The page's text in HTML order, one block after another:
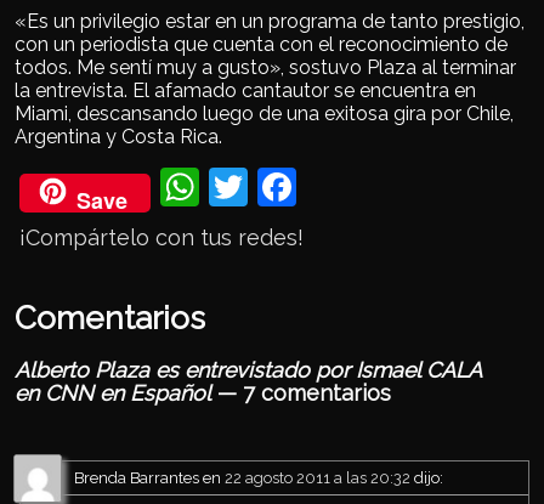
«Es un privilegio estar en un programa de tanto prestigio,
con un periodista que cuenta con el reconocimiento de
todos. Me sentí muy a gusto», sostuvo Plaza al terminar
la entrevista. El afamado cantautor se encuentra en
Miami, descansando luego de una exitosa gira por Chile,
Argentina y Costa Rica.
Save
Wh
ats
Twi
tter
eb
¡Compártelo con tus redes!
Comentarios
Alberto Plaza es entrevistado por Ismael CALA
en CNN en Español— 7 comentarios
Brenda Barrantes en 22 agosto 2011 a las 20:32 dijo: